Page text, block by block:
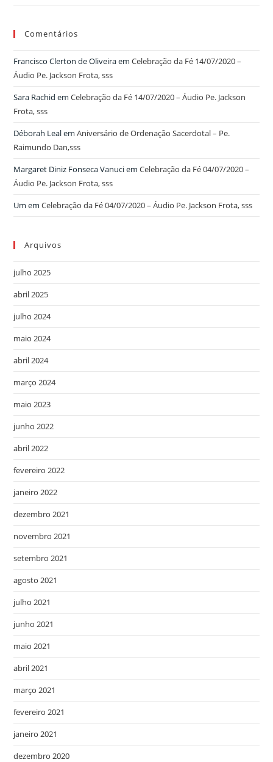
Comentários
Francisco Clerton de OliveiraemCelebração da Fé 14/07/2020 –
Áudio Pe. Jackson Frota, sss
Sara Rachid emCelebração da Fé 14/07/2020 – Áudio Pe. Jackson
Frota, sss
Déborah LealemAniversário de Ordenação Sacerdotal – Pe.
Raimundo Dan,sss
Margaret Diniz Fonseca VanuciemCelebração da Fé 04/07/2020 –
Áudio Pe. Jackson Frota, sss
Um emCelebração da Fé 04/07/2020 – Áudio Pe. Jackson Frota, sss
Arquivos
julho 2025
abril 2025
julho 2024
maio 2024
abril 2024
março 2024
maio 2023
junho 2022
abril 2022
fevereiro 2022
janeiro 2022
dezembro 2021
novembro 2021
setembro 2021
agosto 2021
julho 2021
junho 2021
maio 2021
abril 2021
março 2021
fevereiro 2021
janeiro 2021
dezembro 2020